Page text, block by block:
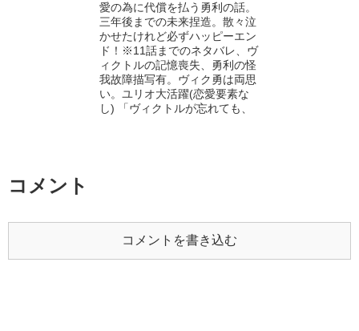
愛の為に代償を払う勇利の話。
三年後までの未来捏造。散々泣
かせたけれど必ずハッピーエン
ド！※11話までのネタバレ、ヴ
ィクトルの記憶喪失、勇利の怪
我故障描写有。ヴィク勇は両思
い。ユリオ大活躍(恋愛要素な
し) 「ヴィクトルが忘れても、
コメント
コメントを書き込む